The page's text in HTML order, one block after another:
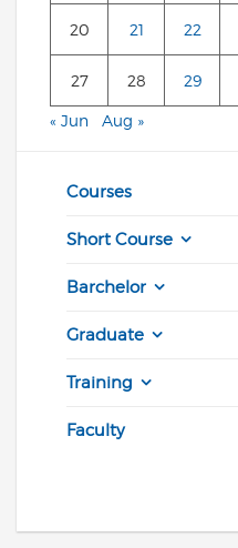
20 21 22
27 28 29
« Jun Aug »
Courses
Short Course
Barchelor
Graduate
Training
Faculty